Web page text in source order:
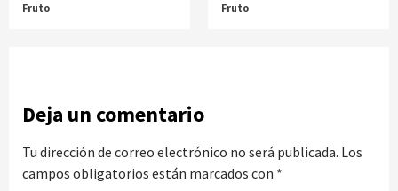
Fruto
Fruto
Deja un comentario
Tu dirección de correo electrónico no será publicada. Los
campos obligatorios están marcados con *